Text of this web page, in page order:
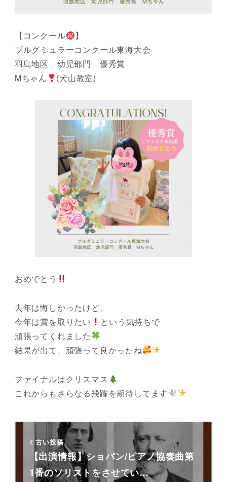
【コンクール
】
ブルグミュラーコンクール東海大会
羽島地区 幼児部門 優秀賞
Mちゃん
(犬山教室)
おめでとう
去年は悔しかったけど、
今年は賞を取りたい
という気持ちで
頑張ってくれました
結果が出て、頑張って良かったね
ファイナルはクリスマス
これからもさらなる飛躍を期待してます
古い投稿
【出演情報】ショパン/ピアノ協奏曲第
1番のソリストをさせてい…